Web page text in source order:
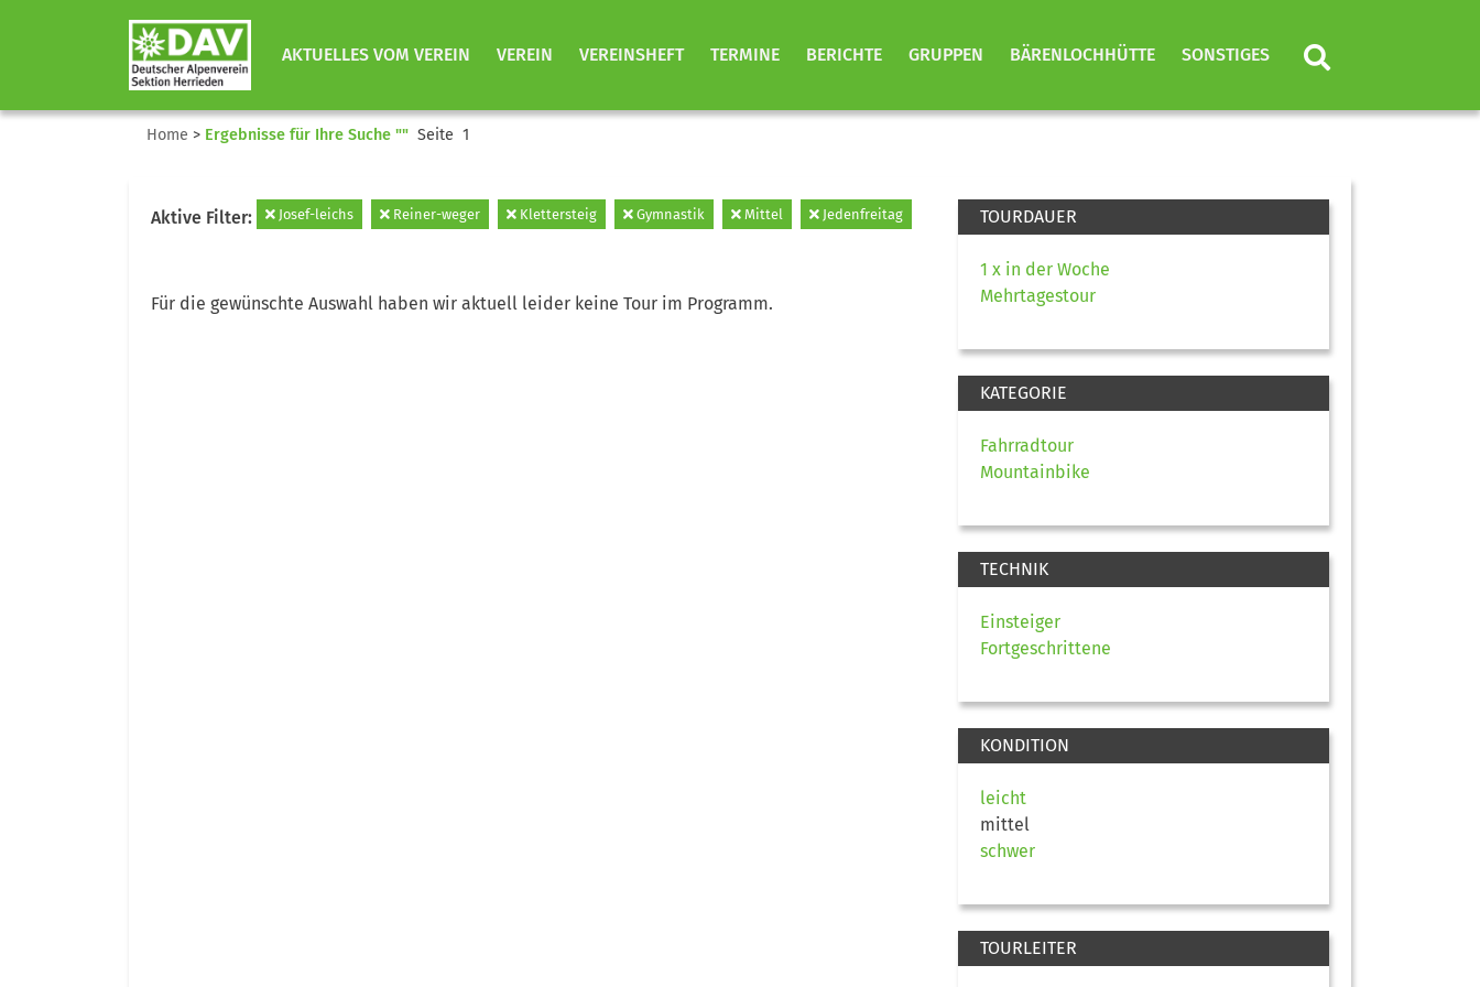
AKTUELLES VOM VEREIN VEREIN VEREINSHEFT TERMINE BERICHTE GRUPPEN BÄRENLOCHHÜTTE SONSTIGES
Home > Ergebnisse für Ihre Suche "" Seite 1
Aktive Filter: Josef-leichs Reiner-weger Klettersteig Gymnastik Mittel Jedenfreitag
Für die gewünschte Auswahl haben wir aktuell leider keine Tour im Programm.
TOURDAUER
1 x in der Woche
Mehrtagestour
KATEGORIE
Fahrradtour
Mountainbike
TECHNIK
Einsteiger
Fortgeschrittene
KONDITION
leicht
mittel
schwer
TOURLEITER